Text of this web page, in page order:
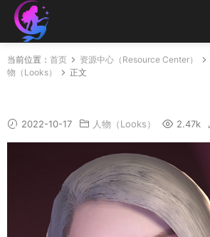
当前位置： 首页 资源中心（Resource Center）
物（Looks）
正文
2022-10-17 人物（Looks） 2.47k